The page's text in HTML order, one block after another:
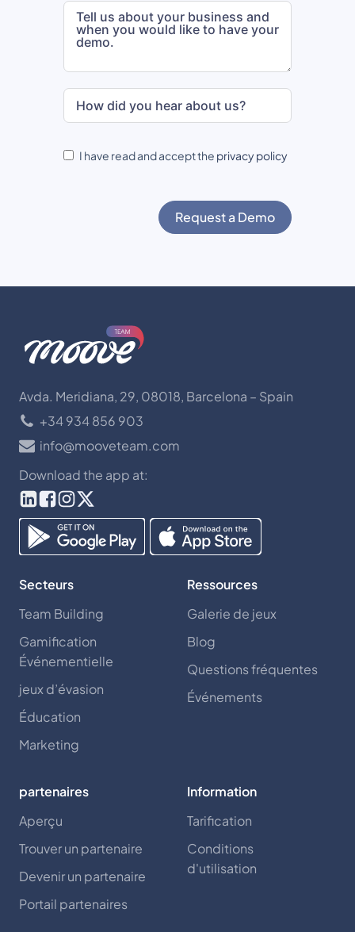
I have read and accept the privacy policy
Request a Demo
Avda. Meridiana, 29, 08018, Barcelona – Spain
+34 934 856 903
info@mooveteam.com
Download the app at:
Secteurs
Team Building
Gamification
Événementielle
jeux d’évasion
Éducation
Marketing
Ressources
Galerie de jeux
Blog
Questions fréquentes
Événements
partenaires
Aperçu
Trouver un partenaire
Devenir un partenaire
Portail partenaires
Information
Tarification
Conditions
d'utilisation